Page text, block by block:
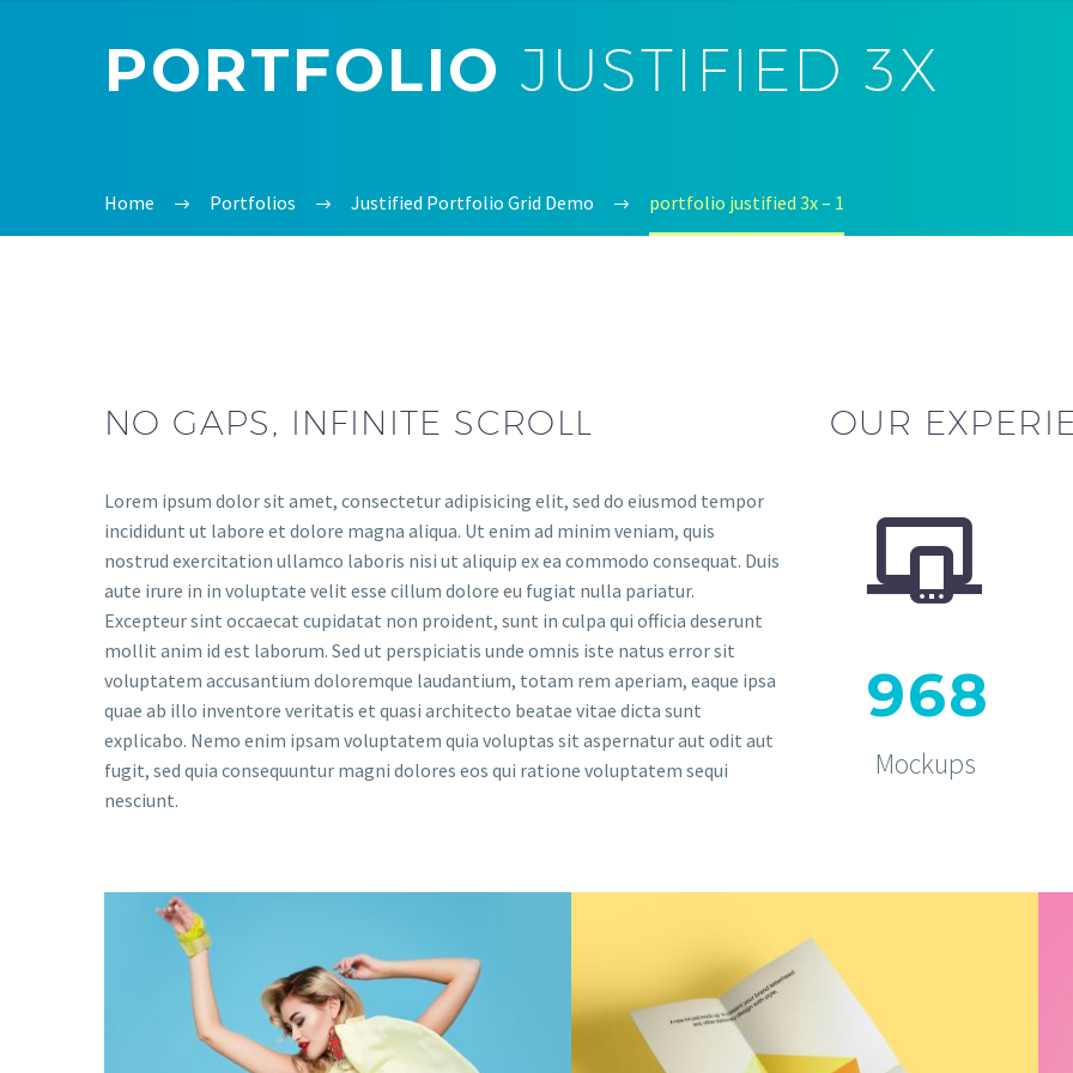
PORTFOLIO JUSTIFIED 3X
Home Portfolios Justified Portfolio Grid Demo portfolio justified 3x – 1
NO GAPS, INFINITE SCROLL
Lorem ipsum dolor sit amet, consectetur adipisicing elit, sed do eiusmod tempor
incididunt ut labore et dolore magna aliqua. Ut enim ad minim veniam, quis
nostrud exercitation ullamco laboris nisi ut aliquip ex ea commodo consequat. Duis
aute irure in in voluptate velit esse cillum dolore eu fugiat nulla pariatur.
Excepteur sint occaecat cupidatat non proident, sunt in culpa qui officia deserunt
mollit anim id est laborum. Sed ut perspiciatis unde omnis iste natus error sit
voluptatem accusantium doloremque laudantium, totam rem aperiam, eaque ipsa
quae ab illo inventore veritatis et quasi architecto beatae vitae dicta sunt
explicabo. Nemo enim ipsam voluptatem quia voluptas sit aspernatur aut odit aut
fugit, sed quia consequuntur magni dolores eos qui ratione voluptatem sequi
nesciunt.
OUR


968
Mockups